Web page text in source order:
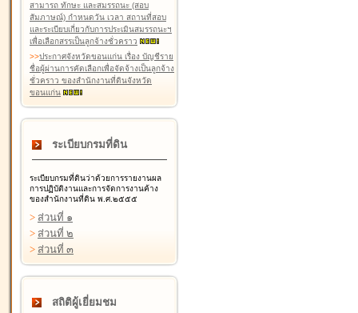
สามารถ ทักษะ และสมรรถนะ (สอบ
สัมภาษณ์) กำหนดวัน เวลา สถานที่สอบ
และระเบียบเกี่ยวกับการประเมินสมรรถนะฯ
เพื่อเลือกสรรเป็นลูกจ้างชั่วคราว
>>ประกาศจังหวัดขอนแก่น เรื่อง บัญชีราย
ชื่อผู้ผ่านการคัดเลือกเพื่อจัดจ้างเป็นลูกจ้าง
ชั่วคราว ของสำนักงานที่ดินจังหวัด
ขอนแก่น
ระเบียบกรมที่ดิน
ระเบียบกรมที่ดินว่าด้วยการรายงานผล
การปฏิบัติงานและการจัดการงานค้าง
ของสำนักงานที่ดิน พ.ศ.๒๕๕๕
> ส่วนที่ ๑
> ส่วนที่ ๒
> ส่วนที่ ๓
สถิติผู้เยี่ยมชม